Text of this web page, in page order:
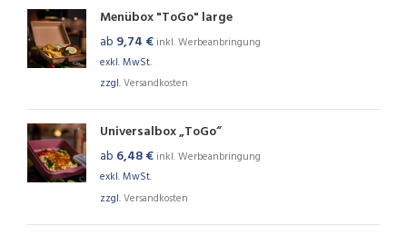
Menübox "ToGo" large
ab 9,74 € inkl. Werbeanbringung
exkl. MwSt.
zzgl.Versandkosten
Universalbox „ToGo“
ab 6,48€ inkl. Werbeanbringung
exkl. MwSt.
zzgl.Versandkosten